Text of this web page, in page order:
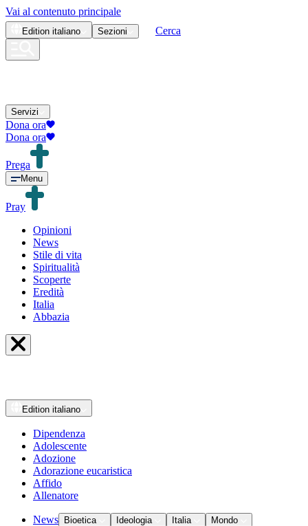
Vai al contenuto principale
Edition italiano Sezioni Cerca
Servizi
Dona ora
Dona ora
Prega
Menu
Pray
Opinioni
News
Stile di vita
Spiritualità
Scoperte
Eredità
Italia
Abbazia
Edition italiano
Dipendenza
Adolescente
Adozione
Adorazione eucaristica
Affido
Allenatore
News Bioetica Ideologia Italia
Mondo